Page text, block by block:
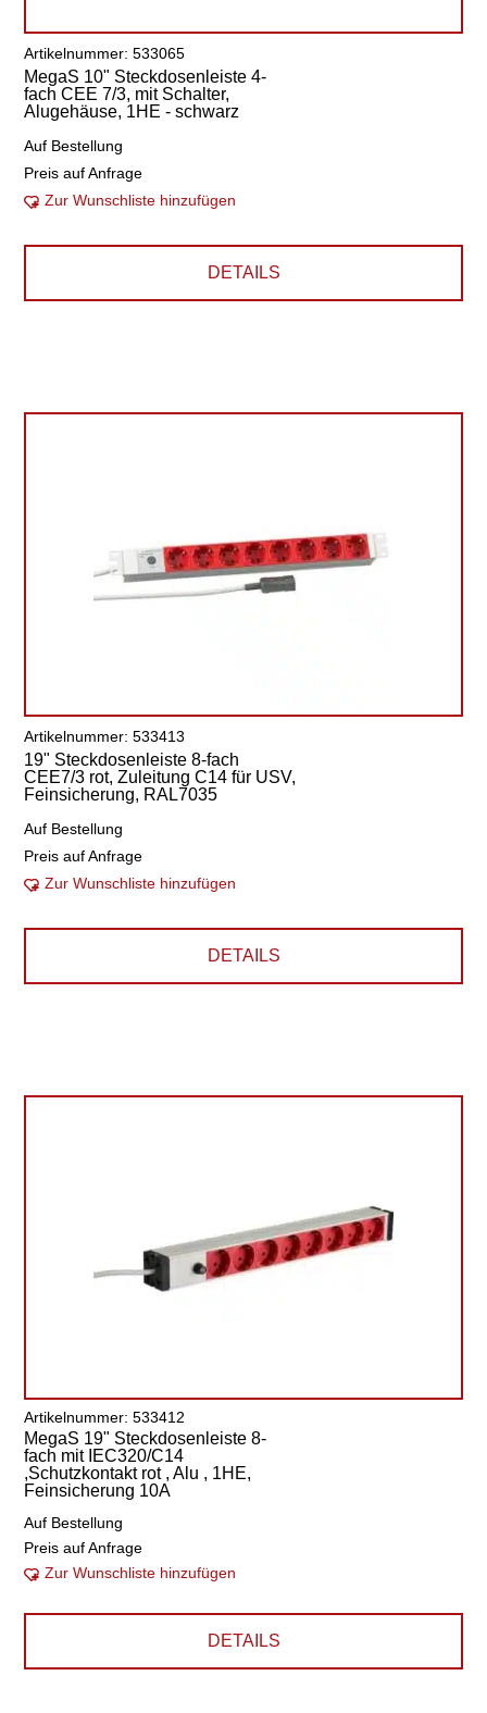
Artikelnummer: 533065
MegaS 10" Steckdosenleiste 4-
fach CEE 7/3, mit Schalter,
Alugehäuse, 1HE - schwarz
Auf Bestellung
Preis auf Anfrage
Zur Wunschliste hinzufügen
DETAILS
Artikelnummer: 533413
19" Steckdosenleiste 8-fach
CEE7/3 rot, Zuleitung C14 für USV,
Feinsicherung, RAL7035
Auf Bestellung
Preis auf Anfrage
Zur Wunschliste hinzufügen
DETAILS
Artikelnummer: 533412
MegaS 19" Steckdosenleiste 8-
fach mit IEC320/C14
,Schutzkontakt rot , Alu , 1HE,
Feinsicherung 10A
Auf Bestellung
Preis auf Anfrage
Zur Wunschliste hinzufügen
DETAILS